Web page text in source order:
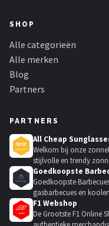
SHOP
Alle categorieën
Alle merken
Blog
Partners
PARTNERS
All Cheap
Welkom bij onze
stijlvolle en trendy
Goedkoopste
Goedkoopste
gasbarbecues en
F1 Webshop
De Grootste F1 Online